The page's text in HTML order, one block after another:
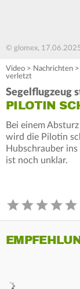
© glomex,
Video > Nachrichten >
verletzt
Segelflugzeug
PILOTIN
Bei einem
wird die Pilotin
Hubschrauber
ist noch unklar.